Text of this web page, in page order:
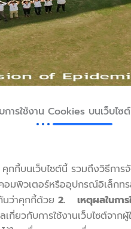
การใช้งาน Cookies บนเว็บไ
คุกกี้บนเว็บไซต์นี้ รวมถึงวิธีกา
วเตอร์หรืออุปกรณ์อิเล็กทรอ
นว่าคุกกี้ด้วย 2. เหตุผลในการ
วกับการใช้งานเว็บไซต์จากผู้